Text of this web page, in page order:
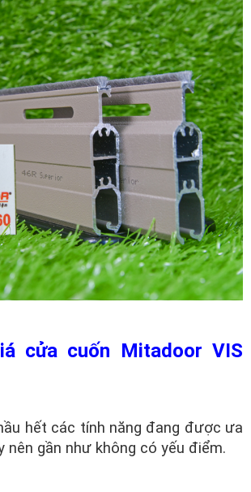
cửa cuốn Mitadoor VIS
hết các tính năng đang được ưa
nên gần như không có yếu điểm.